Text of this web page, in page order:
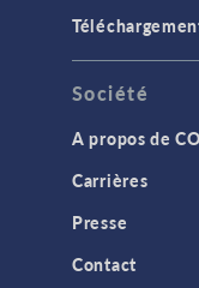
Société
A propos de
Carrières
Presse
Contact